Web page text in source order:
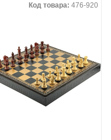
Код товара: 476-920